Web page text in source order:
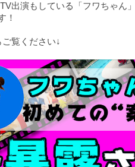
出演もしている「フワちゃん
！
覧ください↓